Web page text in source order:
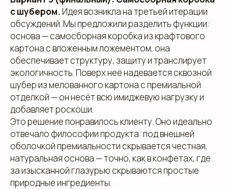
с шубером.Идея возникла на третьей итерации
обсуждений. Мы предложили разделить функции:
основа — самосборная коробка из крафтового
картона с вложенным ложементом, она
обеспечивает структуру, защиту и транслирует
экологичность. Поверх неё надевается сквозной
шубер из мелованного картона с премиальной
отделкой — он несёт всю имиджевую нагрузку и
добавляет роскоши.
Это решение понравилось клиенту. Оно идеально
отвечало философии продукта: под внешней
оболочкой премиальности скрывается честная,
натуральная основа — точно, как в конфетах, где
за изысканной глазурью скрываются простые
природные ингредиенты.